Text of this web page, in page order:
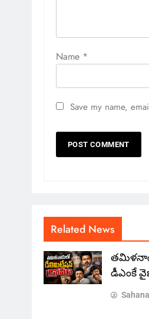
Name *
Save my name,
Related News
డీఎంకే